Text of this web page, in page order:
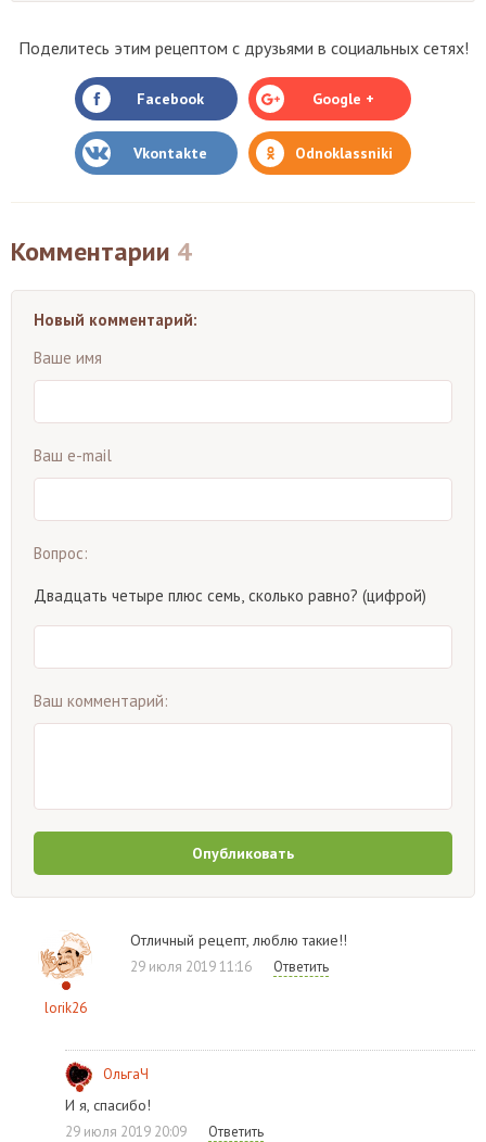
Поделитесь этим рецептом с друзьями в социальных сетях!
Facebook Google +
Vkontakte Odnoklassniki
Комментарии 4
Новый комментарий:
Ваше имя
Ваш e-mail
Вопрос:
Двадцать четыре плюс семь, сколько равно? (цифрой)
Ваш комментарий:
Опубликовать
lorik26
Отличный рецепт, люблю такие!!
29 июля 2019 11:16 Ответить
ОльгаЧ
И я, спасибо!
29 июля 2019 20:09 Ответить